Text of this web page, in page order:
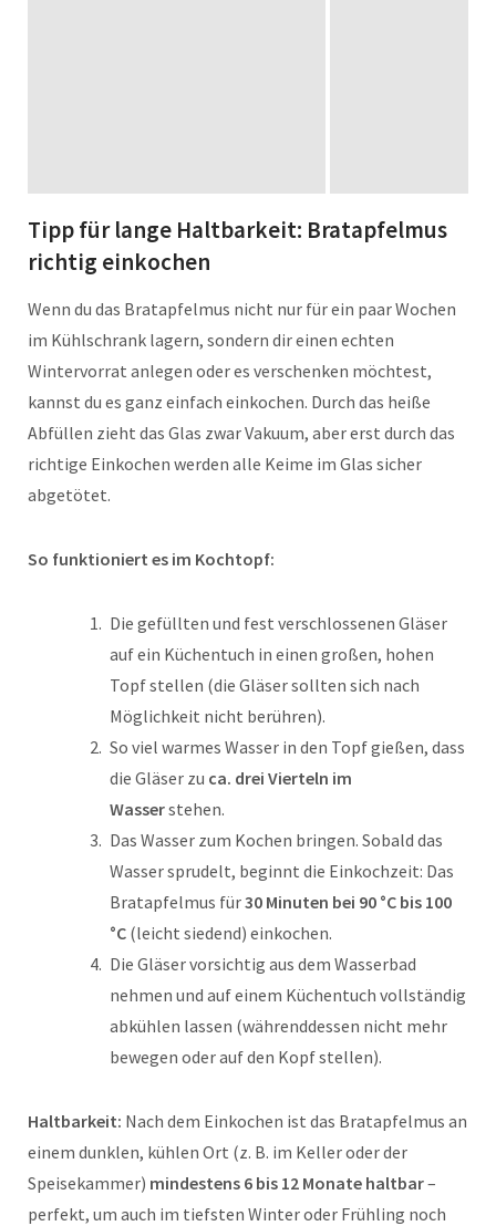
Tipp für lange Haltbarkeit: Bratapfelmus
richtig einkochen
Wenn du das Bratapfelmus nicht nur für ein paar Wochen
im Kühlschrank lagern, sondern dir einen echten
Wintervorrat anlegen oder es verschenken möchtest,
kannst du es ganz einfach einkochen. Durch das heiße
Abfüllen zieht das Glas zwar Vakuum, aber erst durch das
richtige Einkochen werden alle Keime im Glas sicher
abgetötet.
So funktioniert es im Kochtopf:
Die gefüllten und fest verschlossenen Gläser
auf ein Küchentuch in einen großen, hohen
Topf stellen (die Gläser sollten sich nach
Möglichkeit nicht berühren).
So viel warmes Wasser in den Topf gießen, dass
die Gläser zu ca. drei Vierteln im
Wasserstehen.
Das Wasser zum Kochen bringen. Sobald das
Wasser sprudelt, beginnt die Einkochzeit: Das
Bratapfelmus für30 Minuten bei 90 °C bis 100
°C (leicht siedend) einkochen.
Die Gläser vorsichtig aus dem Wasserbad
nehmen und auf einem Küchentuch vollständig
abkühlen lassen (währenddessen nicht mehr
bewegen oder auf den Kopf stellen).
Haltbarkeit: Nach dem Einkochen ist das Bratapfelmus an
einem dunklen, kühlen Ort (z. B. im Keller oder der
Speisekammer) mindestens 6 bis 12 Monate haltbar–
perfekt, um auch im tiefsten Winter oder Frühling noch